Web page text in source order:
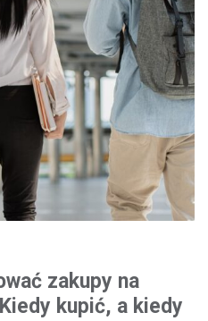
zakupy na
kupić, a kiedy